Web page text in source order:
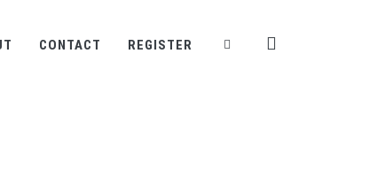
CONTACT REGISTER